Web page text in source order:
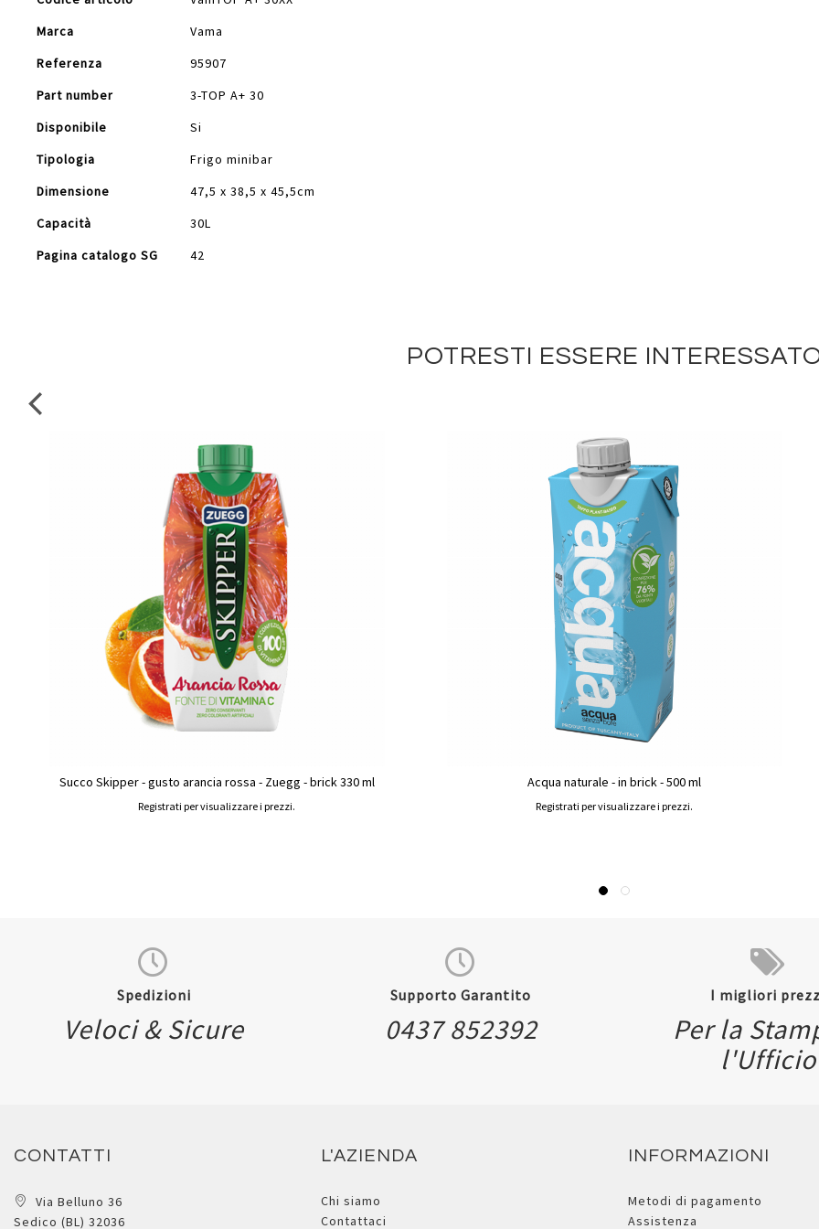
Marca
Vama
Referenza
95907
Part number
3-TOP A+ 30
Disponibile
Si
Tipologia
Frigo minibar
Dimensione
47,5 x 38,5 x 45,5cm
Capacità
30L
Pagina catalogo SG
42
POTRESTI ESSERE
Succo Skipper - gusto arancia rossa - Zuegg - brick 330 ml
Registrati per visualizzare i prezzi.
Acqua naturale - in brick - 500 ml
Registrati per visualizzare i prezzi.
Spedizioni
Veloci & Sicure
Supporto Garantito
0437 852392
I migliori
Per la
l'Ufficio
CONTATTI
Via Belluno 36
Sedico (BL) 32036
L'AZIENDA
Chi siamo
Contattaci
INFORMAZIONI
Metodi di pagamento
Assistenza